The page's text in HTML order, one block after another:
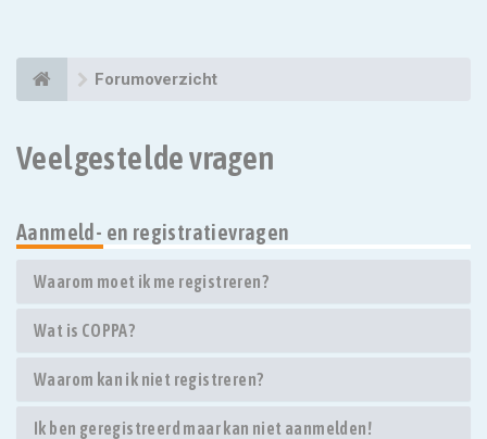
Forumoverzicht
Veelgestelde vragen
Aanmeld- en registratievragen
Waarom moet ik me registreren?
Wat is COPPA?
Waarom kan ik niet registreren?
Ik ben geregistreerd maar kan niet aanmelden!